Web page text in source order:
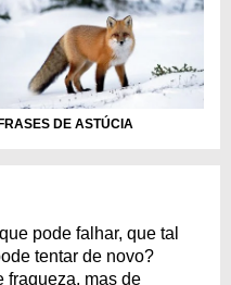
DE ASTÚCIA
pode falhar, que tal
tentar de novo?
fraqueza, mas de